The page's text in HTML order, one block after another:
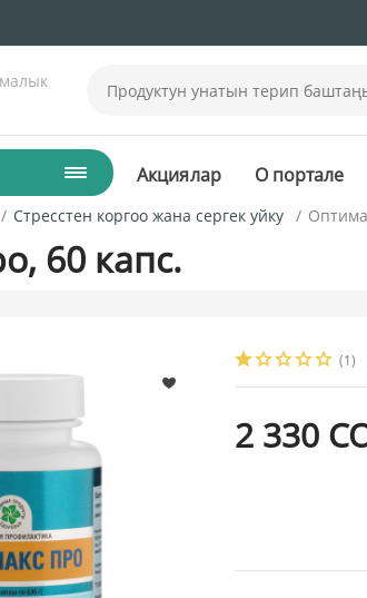
Акциялар О портале
Стресстен коргоо жана сергек уйку
60 капс.
(1)
2 330